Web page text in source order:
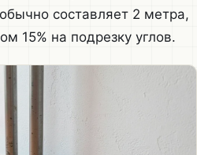
составляет 2 метра,
15% на подрезку углов.